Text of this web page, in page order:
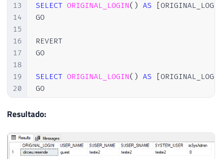
13
14
15
16
17
18
19
20
SELECT ORIGINAL_LOGIN( ) AS [
GO
REVERT
GO
SELECT ORIGINAL_LOGIN( ) AS [
GO
Resultado: